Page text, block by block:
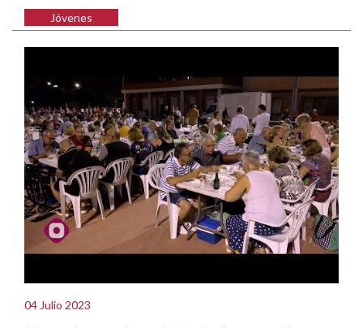
Jóvenes
04 Julio 2023